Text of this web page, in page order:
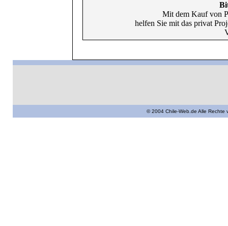
Mit dem Kauf von
helfen Sie mit das privat
© 2004 Chile-Web.de Alle Rechte